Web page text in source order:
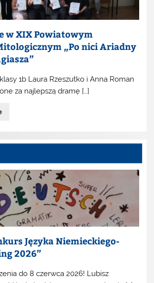
w XIX Powiatowym
„Po nici Ariadny
1b Laura Rzeszutko i Anna Roman
za najlepszą dramę […]
Języka Niemieckiego-
2026”
do 8 czerwca 2026! Lubisz